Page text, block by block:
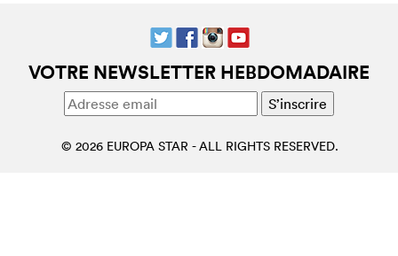
VOTRE NEWSLETTER HEBDOMADAIRE
© 2026 EUROPA STAR - ALL RIGHTS RESERVED.